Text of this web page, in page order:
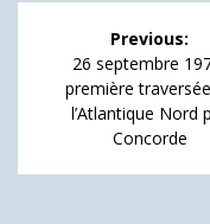
Navigation
l’article
Previous:
Previous
post:
26 septembre
première
l’Atlantique Nord
Concorde